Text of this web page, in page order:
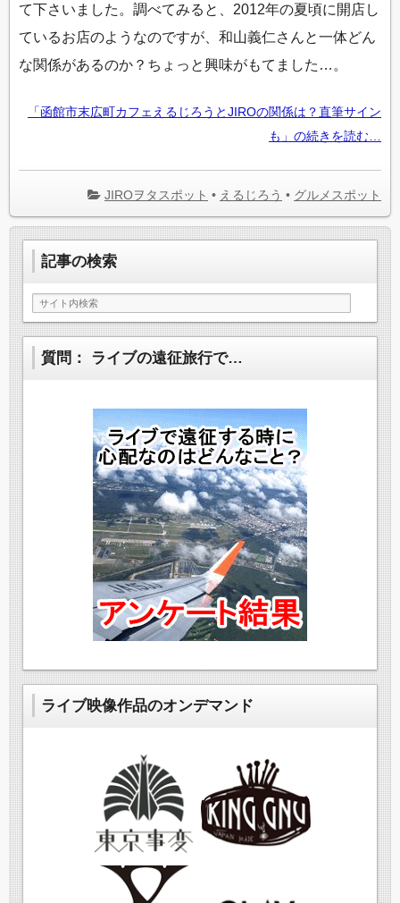
て下さいました。調べてみると、2012年の夏頃に開店し
ているお店のようなのですが、和山義仁さんと一体どん
な関係があるのか？ちょっと興味がもてました…。
「函館市末広町カフェえるじろうとJIROの関係は？直筆サイン
も」の続きを読む…
JIROヲタスポット • えるじろう • グルメスポット
記事の検索
質問： ライブの遠征旅行で…
ライブ映像作品のオンデマンド